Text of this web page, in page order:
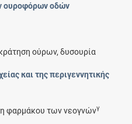
ουροφόρων οδών
ούρων, δυσουρία
και της περιγεννητικής
φαρμάκου των νεογνώνγ